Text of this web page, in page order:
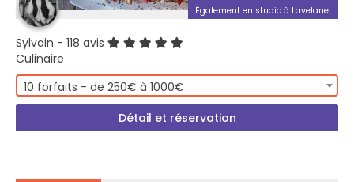
Également en studio à Lavelanet
Sylvain - 118 avis
Culinaire
10 forfaits - de 250€ à 1000€
Détail et réservation